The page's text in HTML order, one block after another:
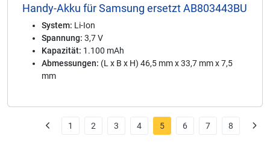
Handy-Akku für Samsung ersetzt AB803443BU
System: Li-Ion
Spannung: 3,7 V
Kapazität: 1.100 mAh
Abmessungen: (L x B x H) 46,5 mm x 33,7 mm x 7,5
mm
1 2 3 4 5 6 7 8